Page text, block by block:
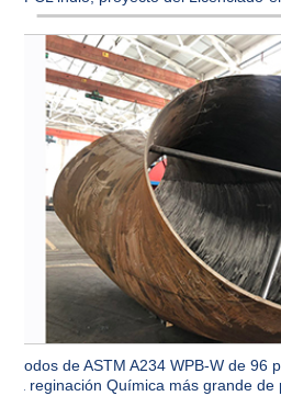
Codos de ASTM A234 WPB-W de 96
la reginación Química más grande